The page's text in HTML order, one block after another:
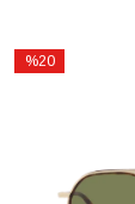
%20